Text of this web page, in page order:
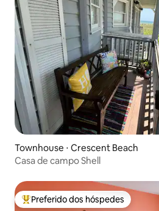
Townhouse ⋅ Crescent Beach
Casa de campo Shell
Entre os melhores preferidos dos
Preferido dos hóspedes